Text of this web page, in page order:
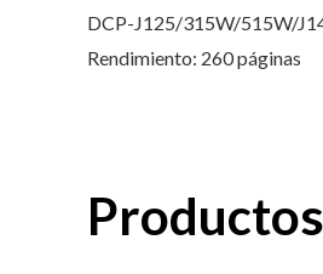
DCP-J125/315W/515W/
Rendimiento: 260 páginas